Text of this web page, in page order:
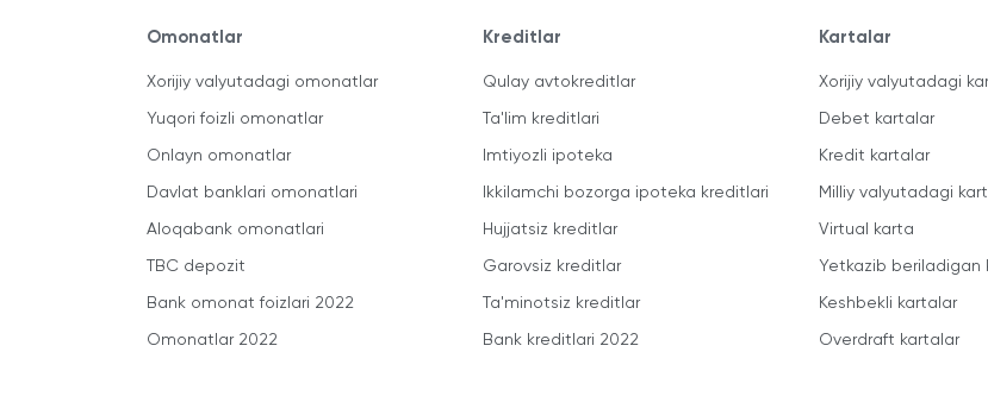
Omonatlar
Xorijiy valyutadagi omonatlar
Yuqori foizli omonatlar
Onlayn omonatlar
Davlat banklari omonatlari
Aloqabank omonatlari
TBC depozit
Bank omonat foizlari 2022
Omonatlar 2022
Kreditlar
Qulay avtokreditlar
Ta'lim kreditlari
Imtiyozli ipoteka
Ikkilamchi bozorga ipoteka kreditlari
Hujjatsiz kreditlar
Garovsiz kreditlar
Ta'minotsiz kreditlar
Bank kreditlari 2022
Kartalar
Xorijiy valyutadagi
Debet kartalar
Kredit kartalar
Milliy valyutadagi
Virtual karta
Yetkazib beriladigan
Keshbekli kartalar
Overdraft kartalar